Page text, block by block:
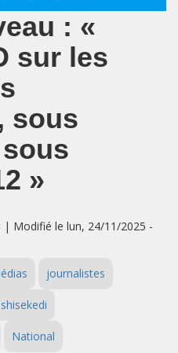
: «
sur les
sous
»
| Modifié le lun, 24/11/2025 -
journalistes
National